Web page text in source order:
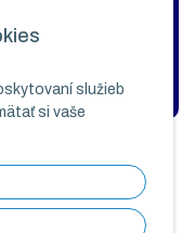
služieb
si vaše